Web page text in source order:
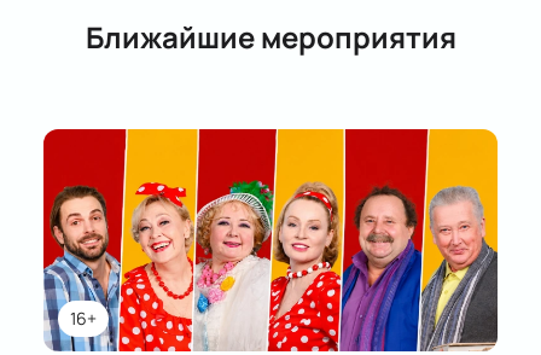
Ближайшие мероприятия
16+